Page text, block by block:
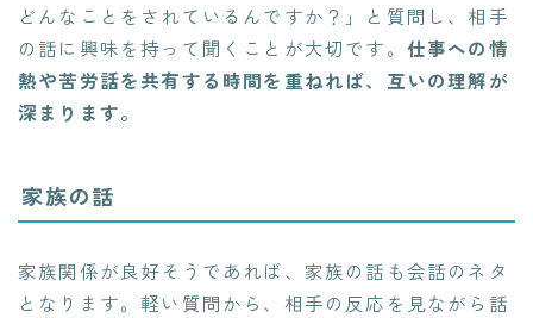
どんなことをされているんですか？」と質問し、相手
の話に興味を持って聞くことが大切です。 仕事への情
熱や苦労話を共有する時間を重ねれば、互いの理解が
深まります。
家族の話
家族関係が良好そうであれば、家族の話も会話のネタ
となります。軽い質問から、相手の反応を見ながら話